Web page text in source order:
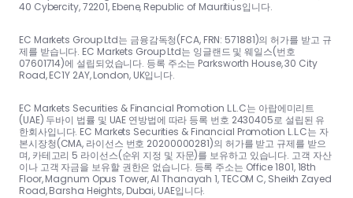
40 Cybercity, 72201, Ebene, Republic of Mauritius입니다.
EC Markets Group Ltd는 금융감독청(FCA, FRN: 571881)의 허가를 받고 규
제를 받습니다. EC Markets Group Ltd는 잉글랜드 및 웨일스(번호
07601714)에 설립되었습니다. 등록 주소는 Parksworth House, 30 City
Road, EC1Y 2AY, London, UK입니다.
EC Markets Securities & Financial Promotion L.L.C는 아랍에미리트
(UAE) 두바이 법률 및 UAE 연방법에 따라 등록 번호 2430405로 설립된 유
한회사입니다. EC Markets Securities & Financial Promotion L.L.C는 자
본시장청(CMA, 라이선스 번호 20200000281)의 허가를 받고 규제를 받으
며, 카테고리 5 라이선스(순위 지정 및 자문)를 보유하고 있습니다. 고객 자산
이나 고객 자금을 보유할 권한은 없습니다. 등록 주소는 Office 1801, 18th
Floor, Magnum Opus Tower, Al Thanayah 1, TECOM C, Sheikh Zayed
Road, Barsha Heights, Dubai, UAE입니다.